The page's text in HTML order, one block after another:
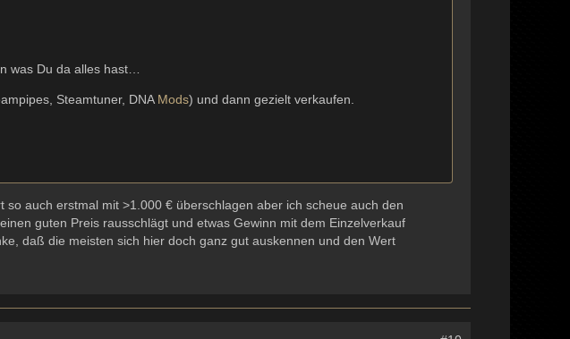
was Du da alles hast…
Steamtuner, DNA Mods) und dann gezielt verkaufen.
auch erstmal mit >1.000 € überschlagen aber ich scheue auch den
guten Preis rausschlägt und etwas Gewinn mit dem Einzelverkauf
daß die meisten sich hier doch ganz gut auskennen und den Wert